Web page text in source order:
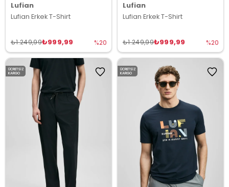
Lufian
Lufian Erkek T-Shirt
₺999,99
₺1.249,99 %20
Lufian
Lufian Erkek T-Shirt
₺999,99
₺1.249,99 %20
ÜCRETSIZ
KARGO
ÜCRETSIZ
KARGO